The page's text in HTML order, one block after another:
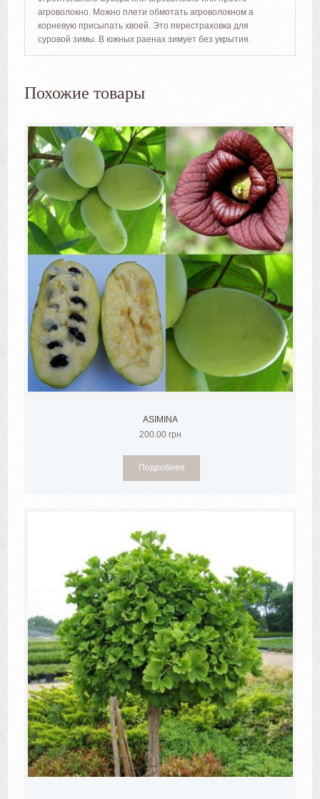
агроволокно. Можно плети обмотать агроволокном а
корневую присыпать хвоей. Это перестраховка для
суровой зимы. В южных раенах зимует без укрытия.
Похожие товары
ASIMINA
200.00 грн
Подробнее